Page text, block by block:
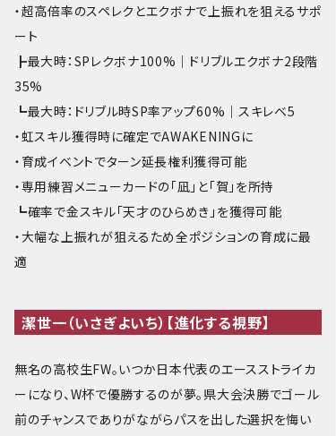
・超高倍率のスペレクとエクボナで上振れを狙えるサポ
ート
┣最大時：SPレクボナ100%｜ドリブルエクボナ2段階
35%
┗最大時：ドリブル時SP率アップ60%｜スキレベ5
・虹スキル獲得時に確定でAWAKENINGに
・育成イベントでターン延長権利獲得可能
・専用練習メニューカードの「凪」と「賀」を所持
┗確率で金スキル「天才のひらめき」を獲得可能
・大幅な上振れが狙えるため全ポジションの育成に最
適
潔世一（いさぎよいち）【進化する視野】
無名の高校生FW。いつか日本代表のエースストライカ
ーになり、W杯で優勝するのが夢。県大会決勝でゴール
前のチャンスでありがながらパスを出した選択を悔い